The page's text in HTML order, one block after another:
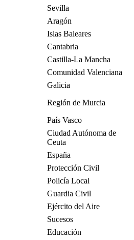
Sevilla
Aragón
Islas Baleares
Cantabria
Castilla-La Mancha
Comunidad Valenciana
Galicia
Región de Murcia
País Vasco
Ciudad Autónoma de
Ceuta
España
Protección Civil
Policía Local
Guardia Civil
Ejército del Aire
Sucesos
Educación